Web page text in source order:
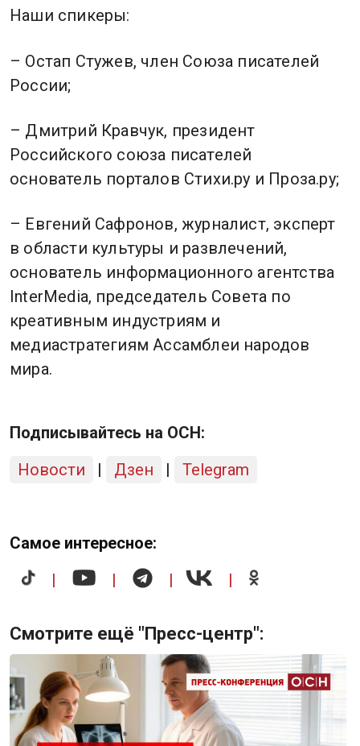
Наши спикеры:
– Остап Стужев, член Союза писателей
России;
– Дмитрий Кравчук, президент
Российского союза писателей
основатель порталов Стихи.ру и Проза.ру;
– Евгений Сафронов, журналист, эксперт
в области культуры и развлечений,
основатель информационного агентства
InterMedia, председатель Совета по
креативным индустриям и
медиастратегиям Ассамблеи народов
мира.
Подписывайтесь на ОСН:
Новости
| Дзен | Telegram
Самое интересное:
|
| | |
Смотрите ещё "Пресс-центр":